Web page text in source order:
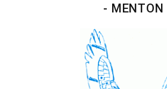
- MENTON